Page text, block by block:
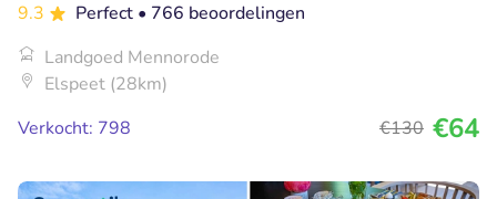
9.3
Perfect • 766 beoordelingen
Landgoed Mennorode
Elspeet (28km)
Verkocht: 798
€130 €64